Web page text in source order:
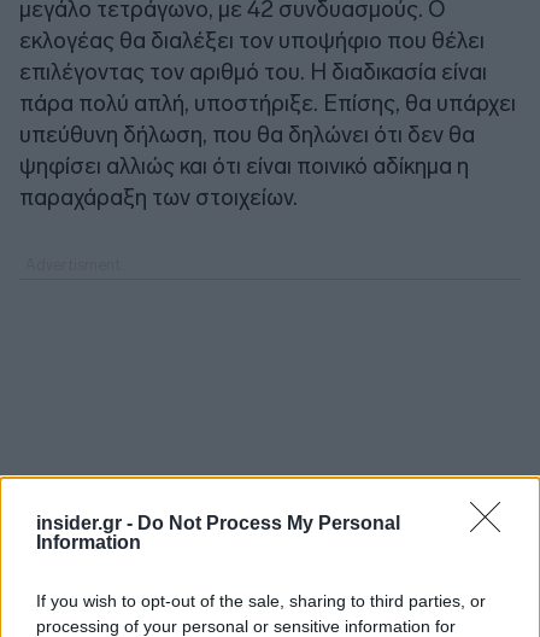
insider.gr - Do Not Process My Personal
Information
If you wish to opt-out of the sale, sharing to third parties, or
processing of your personal or sensitive information for
μεγάλο τετράγωνο, με 42 συνδυασμούς. Ο
εκλογέας θα διαλέξει τον υποψήφιο που θέλει
επιλέγοντας τον αριθμό του. Η διαδικασία είναι
πάρα πολύ απλή, υποστήριξε. Επίσης, θα υπάρχει
υπεύθυνη δήλωση, που θα δηλώνει ότι δεν θα
ψηφίσει αλλιώς και ότι είναι ποινικό αδίκημα η
παραχάραξη των στοιχείων.